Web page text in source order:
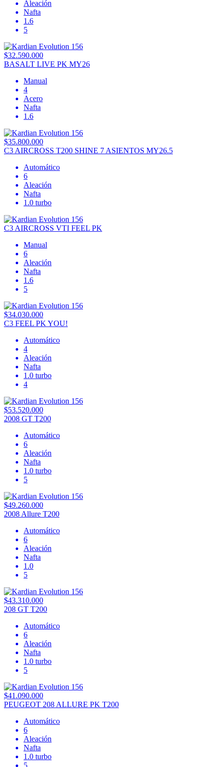
Aleación
Nafta
1.6
5
$32.590.000
BASALT LIVE PK MY26
Manual
4
Acero
Nafta
1.6
$35.800.000
C3 AIRCROSS T200 SHINE 7 ASIENTOS MY26.5
Automático
6
Aleación
Nafta
1.0 turbo
C3 AIRCROSS VTI FEEL PK
Manual
6
Aleación
Nafta
1.6
5
$34.030.000
C3 FEEL PK YOU!
Automático
4
Aleación
Nafta
1.0 turbo
4
$53.520.000
2008 GT T200
Automático
6
Aleación
Nafta
1.0 turbo
5
$49.260.000
2008 Allure T200
Automático
6
Aleación
Nafta
1.0
5
$43.310.000
208 GT T200
Automático
6
Aleación
Nafta
1.0 turbo
5
$41.090.000
PEUGEOT 208 ALLURE PK T200
Automático
6
Aleación
Nafta
1.0 turbo
5